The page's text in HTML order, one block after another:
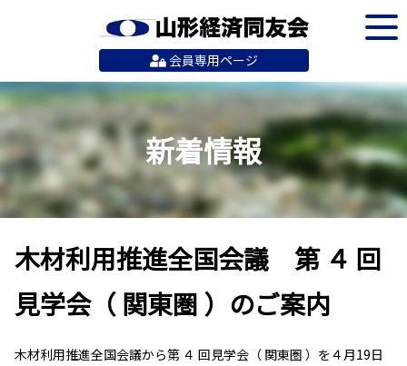
会員専用ページ
新着情報
木材利用推進全国会議 第 ４ 回
見学会（ 関東圏 ）のご案内
木材利用推進全国会議から第 ４ 回見学会（ 関東圏 ）を４月19日